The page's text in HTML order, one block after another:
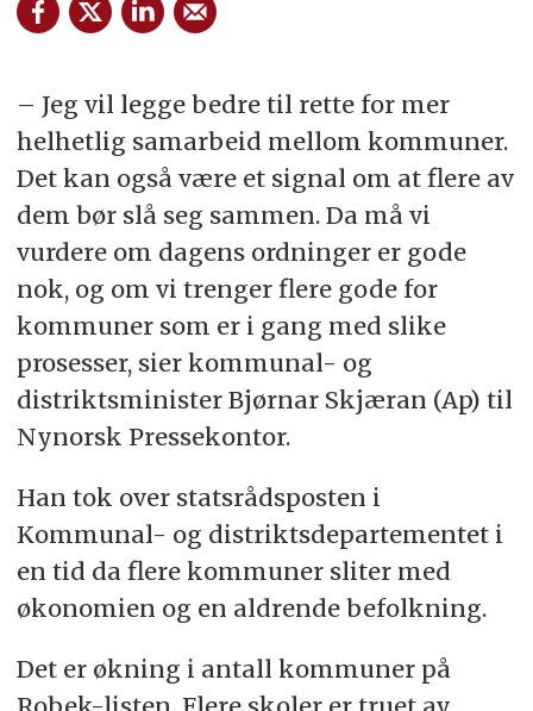
– Jeg vil legge bedre til rette for mer
helhetlig samarbeid mellom kommuner.
Det kan også være et signal om at flere av
dem bør slå seg sammen. Da må vi
vurdere om dagens ordninger er gode
nok, og om vi trenger flere gode for
kommuner som er i gang med slike
prosesser, sier kommunal- og
distriktsminister Bjørnar Skjæran (Ap) til
Nynorsk Pressekontor.
Han tok over statsrådsposten i
Kommunal- og distriktsdepartementet i
en tid da flere kommuner sliter med
økonomien og en aldrende befolkning.
Det er økning i antall kommuner på